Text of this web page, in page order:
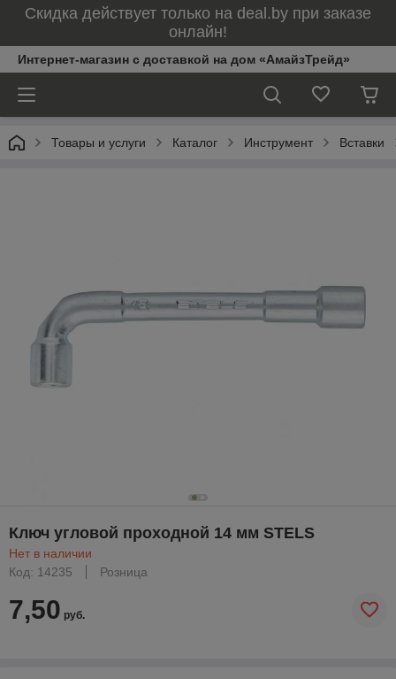
Скидка действует только на deal.by при заказе
онлайн!
Интернет-магазин с доставкой на дом «АмайзТрейд»
Товары и услуги Каталог Инструмент Вставки
Ключ угловой проходной 14 мм STELS
Нет в наличии
Код: 14235
Розница
7,50 руб.